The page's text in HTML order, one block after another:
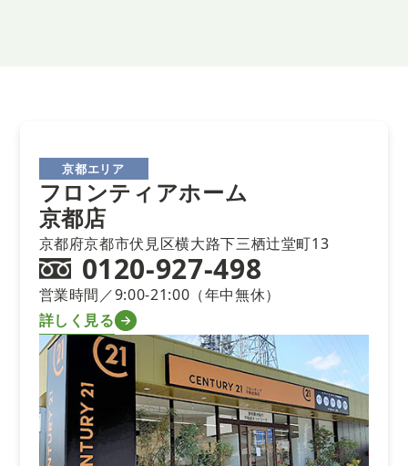
京都エリア
フロンティアホーム
京都店
京都府京都市伏見区横大路下三栖辻堂町13
0120-927-498
営業時間／9:00-21:00（年中無休）
詳しく見る